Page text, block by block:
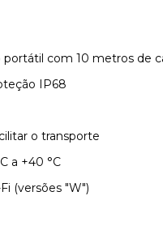
portátil com 10 metros de
IP68
o transporte
a +40 °C
(versões "W")